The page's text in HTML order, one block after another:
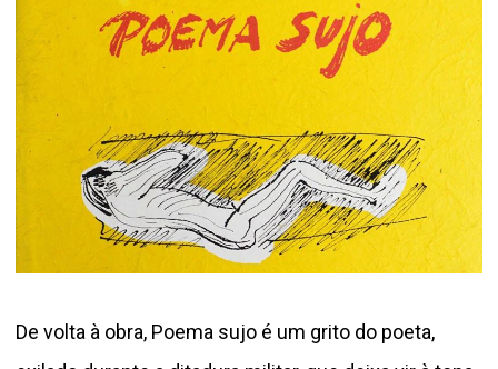
De volta à obra, Poema sujo é um grito do poeta,